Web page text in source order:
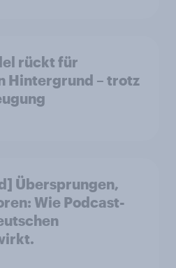
rückt für
Hintergrund – trotz
Übersprungen,
Wie Podcast-